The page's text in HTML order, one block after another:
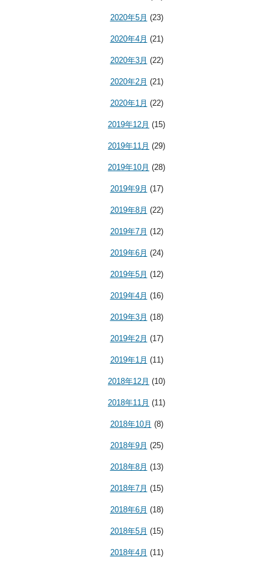
2020年5月 (23)
2020年4月 (21)
2020年3月 (22)
2020年2月 (21)
2020年1月 (22)
2019年12月 (15)
2019年11月 (29)
2019年10月 (28)
2019年9月 (17)
2019年8月 (22)
2019年7月 (12)
2019年6月 (24)
2019年5月 (12)
2019年4月 (16)
2019年3月 (18)
2019年2月 (17)
2019年1月 (11)
2018年12月 (10)
2018年11月 (11)
2018年10月 (8)
2018年9月 (25)
2018年8月 (13)
2018年7月 (15)
2018年6月 (18)
2018年5月 (15)
2018年4月 (11)